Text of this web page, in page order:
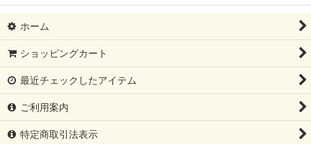
ホーム
ショッピングカート
最近チェックしたアイテム
ご利用案内
特定商取引法表示